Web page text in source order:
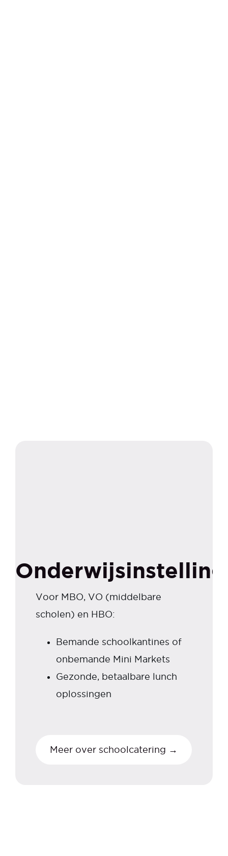
Voor MBO, VO (middelbare
scholen) en HBO:
Bemande schoolkantines of
onbemande Mini Markets
Gezonde, betaalbare lunch
oplossingen
Meer over schoolcatering →